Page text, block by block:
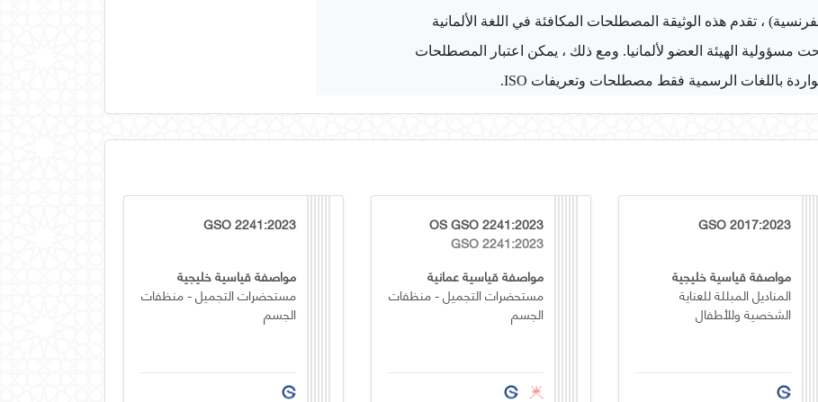
باللغات الرسمية فقط مصطلحات وتعريفات ISO
.
GSO 2017:2023
مواصفة قياسية خليجية
المناديل المبللة للعناية
الشخصية وللأطفال
OS GSO 2241:2023
GSO 2241:2023
مواصفة قياسية عمانية
مستحضرات التجميل - منظفات
الجسم
GSO 2241:2023
مواصفة قياسية خليجية
مستحضرات التجميل - منظفات
الجسم